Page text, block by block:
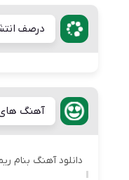
درصف
آهنگ
دانلود آهنگ بنام